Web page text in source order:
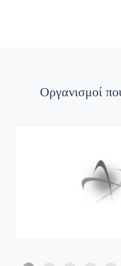
Οργανισμοί